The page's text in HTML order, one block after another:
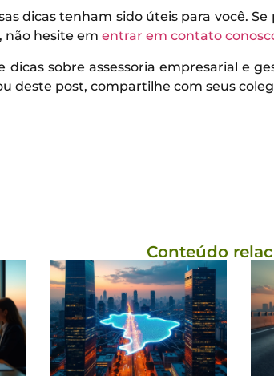
dicas tenham sido úteis para você.
não hesite em entrar em contato
dicas sobre assessoria empresarial e
deste post, compartilhe com seus
Conteúdo